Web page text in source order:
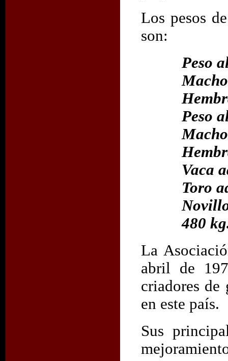
Los pesos
son:
Peso
Peso
Vaca
Toro
480
La
abril de
criadores de
en este país.
Sus